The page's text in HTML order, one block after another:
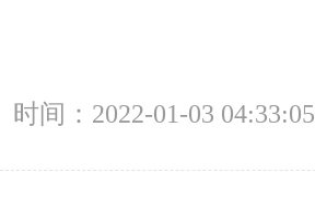
时间：2022-01-03 04:33:05